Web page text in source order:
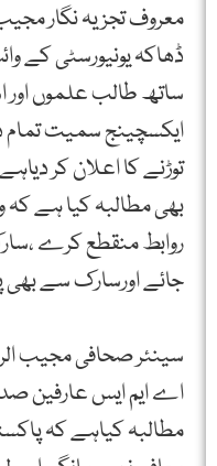
معروف تجزیہ نگار
ڈھاکہ یونیورسٹی کے
ساتھ طالب علموں اور
ایکسچینج سمیت تمام
توڑنے کا اعلان کر
بھی مطالبہ کیا ہے کہ
روابط منقطع کرے
جائے اورسارک سے بھی
سینئر صحافی مجیب
اے ایم ایس عارفین